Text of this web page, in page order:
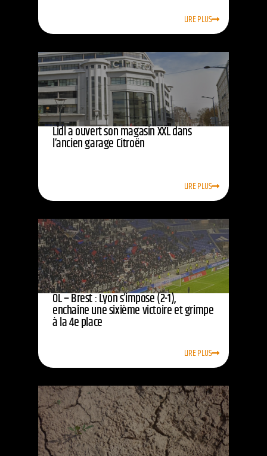
LIRE PLUS
Lidl a ouvert son magasin XXL dans
l’ancien garage Citroën
LIRE PLUS
OL – Brest : Lyon s’impose (2-1),
enchaîne une sixième victoire et grimpe
à la 4e place
LIRE PLUS